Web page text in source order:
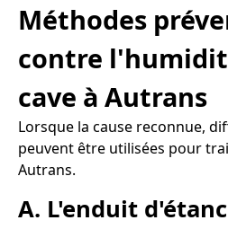
Méthodes
contre
cave à Autrans
Lorsque la cause reconnue,
peuvent être utilisées pour
Autrans.
A. L'enduit